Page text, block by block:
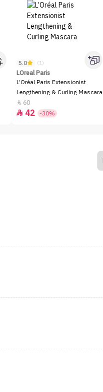
5.0 (1)
LOreal Paris
L’Oréal Paris Extensionist
Lengthening & Curling Mascara
60
 42 -30%